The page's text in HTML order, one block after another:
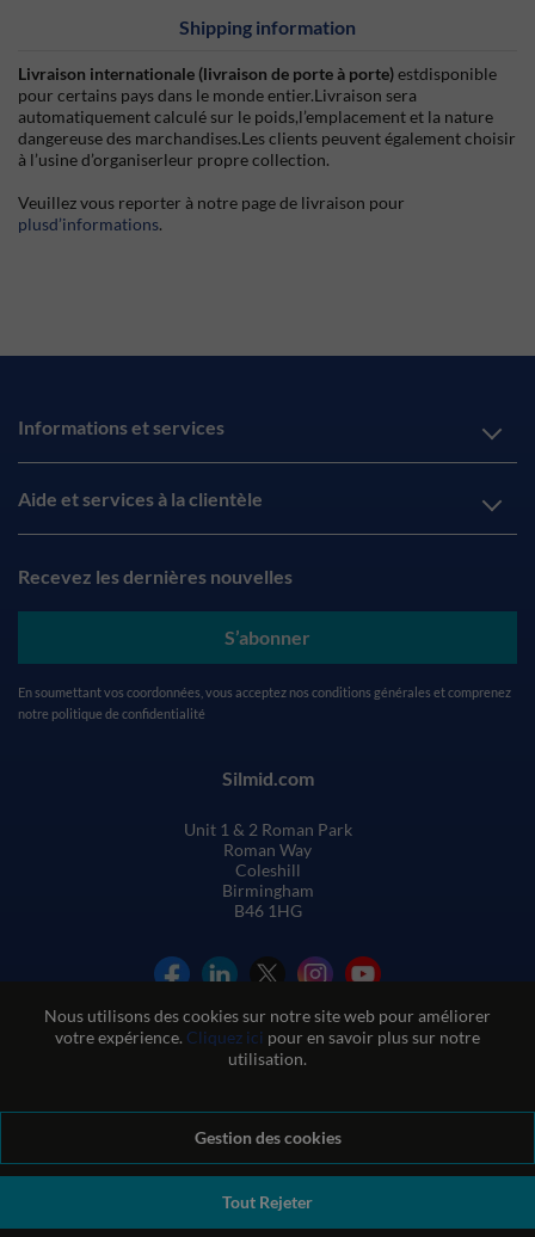
Nous utilisons des cookies sur notre site web pour améliorer
votre expérience. Cliquez ici pour en savoir plus sur notre
utilisation.
Gestion des cookies
Tout Rejeter
Shipping information
Livraison internationale (livraison de porte à porte)estdisponible
pour certains pays dans le monde entier.Livraison sera
automatiquement calculé sur le poids,l’emplacement et la nature
dangereuse des marchandises.Les clients peuvent également choisir
à l’usine d’organiserleur propre collection.
Veuillez vous reporter à notre page de livraison pour
plusd’informations.
Informations et services
Aide et services à la clientèle
Recevez les dernières nouvelles
S’abonner
En soumettant vos coordonnées, vous acceptez nos conditions générales et comprenez
notre politique de confidentialité
Silmid.com
Unit 1 & 2 Roman Park
Roman Way
Coleshill
Birmingham
B46 1HG
Conditions générales de vente
Conditions d'utilisation du site web
Politique de confidentialité et de cookies
Politique de qualité
Politique environnementale
Déclaration sur l'esclavage moderne